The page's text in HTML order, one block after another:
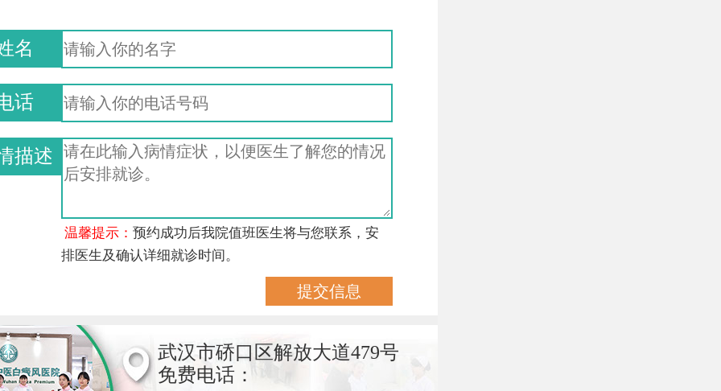
名
话
描述
温馨提示：预约成功后我院值班医生将与您联系，安
排医生及确认详细就诊时间。
武汉市硚口区解放大道479号
免费电话：